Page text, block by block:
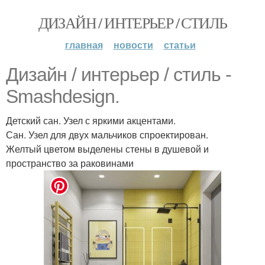
ДИЗАЙН / ИНТЕРЬЕР / СТИЛЬ
главная новости статьи
Дизайн / интерьер / стиль -
Smashdesign.
Детский сан. Узел с яркими акцентами.
Сан. Узел для двух мальчиков спроектирован.
Желтый цветом выделены стены в душевой и
пространство за раковинами